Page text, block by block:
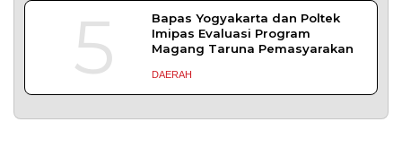
5
Bapas Yogyakarta dan Poltek
Imipas Evaluasi Program
Magang Taruna Pemasyarakan
DAERAH